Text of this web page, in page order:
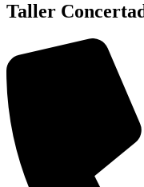
Taller